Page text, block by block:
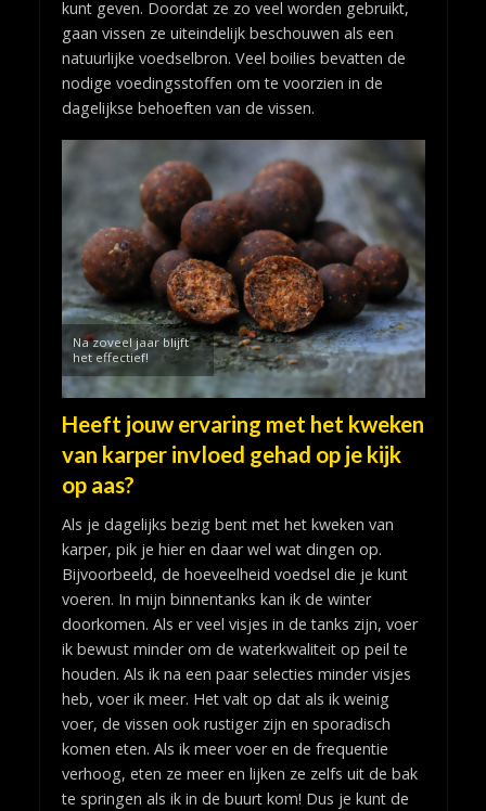
kunt geven. Doordat ze zo veel worden gebruikt,
gaan vissen ze uiteindelijk beschouwen als een
natuurlijke voedselbron. Veel boilies bevatten de
nodige voedingsstoffen om te voorzien in de
dagelijkse behoeften van de vissen.
Na zoveel jaar blijft
het effectief!
Heeft jouw ervaring met het kweken
van karper invloed gehad op je kijk
op aas?
Als je dagelijks bezig bent met het kweken van
karper, pik je hier en daar wel wat dingen op.
Bijvoorbeeld, de hoeveelheid voedsel die je kunt
voeren. In mijn binnentanks kan ik de winter
doorkomen. Als er veel visjes in de tanks zijn, voer
ik bewust minder om de waterkwaliteit op peil te
houden. Als ik na een paar selecties minder visjes
heb, voer ik meer. Het valt op dat als ik weinig
voer, de vissen ook rustiger zijn en sporadisch
komen eten. Als ik meer voer en de frequentie
verhoog, eten ze meer en lijken ze zelfs uit de bak
te springen als ik in de buurt kom! Dus je kunt de